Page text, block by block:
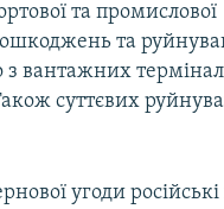
та промислової
та
з вантажних
суттєвих
угоди